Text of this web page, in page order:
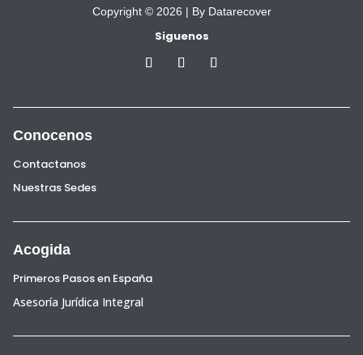
Copyright © 2026 | By Datarecover
Siguenos
Conocenos
Contactanos
Nuestras Sedes
Acogida
Primeros Pasos en España
Asesoría Jurídica Integral